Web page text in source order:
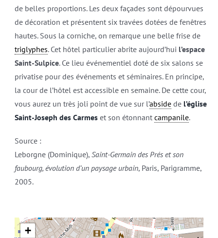
de belles proportions. Les deux façades sont dépourvues
de décoration et présentent six travées dotées de fenêtres
hautes. Sous la corniche, on remarque une belle frise de
triglyphes. Cet hôtel particulier abrite aujourd’hui l’espace
Saint-Sulpice. Ce lieu événementiel doté de six salons se
privatise pour des événements et séminaires. En principe,
la cour de l’hôtel est accessible en semaine. De cette cour,
vous aurez un très joli point de vue sur l’absidede l’église
Saint-Joseph des Carmeset son étonnant campanile.
Source :
Leborgne (Dominique), Saint-Germain des Prés et son
faubourg, évolution d’un paysage urbain, Paris, Parigramme,
2005.
+